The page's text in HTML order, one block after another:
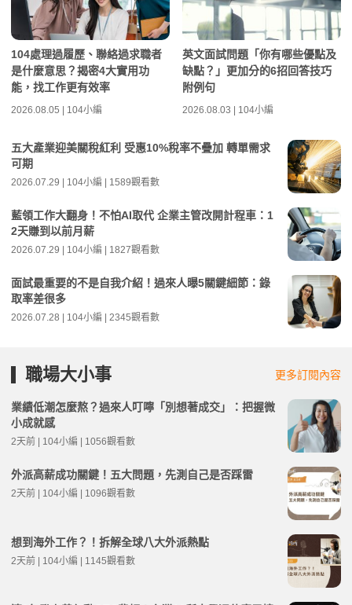
104處理過履歷、聯絡過求職者
是什麼意思？揭密4大實用功
能，找工作更有效率
2026.08.05 | 104小編
英文面試問題「你有哪些優點及
缺點？」更加分的6招回答技巧
附例句
2026.08.03 | 104小編
五大產業迎美關稅紅利 受惠10%稅率不疊加 轉單需求
可期
2026.07.29 | 104小編 | 1589觀看數
藍領工作大翻身！不怕AI取代 企業主管改開計程車：1
2天賺到以前月薪
2026.07.29 | 104小編 | 1827觀看數
面試最重要的不是自我介紹！過來人曝5關鍵細節：錄
取率差很多
2026.07.28 | 104小編 | 2345觀看數
職場大小事 更多訂閱內容
業績低潮怎麼熬？過來人叮嚀「別想著成交」：把握微
小成就感
2天前 | 104小編 | 1056觀看數
外派高薪成功關鍵！五大問題，先測自己是否踩雷
2天前 | 104小編 | 1096觀看數
想到海外工作？！拆解全球八大外派熱點
2天前 | 104小編 | 1145觀看數